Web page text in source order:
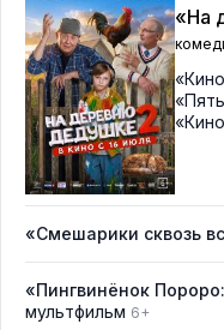
«На
«Смешарики сквозь
«Пингвинёнок
мультфильм 6+